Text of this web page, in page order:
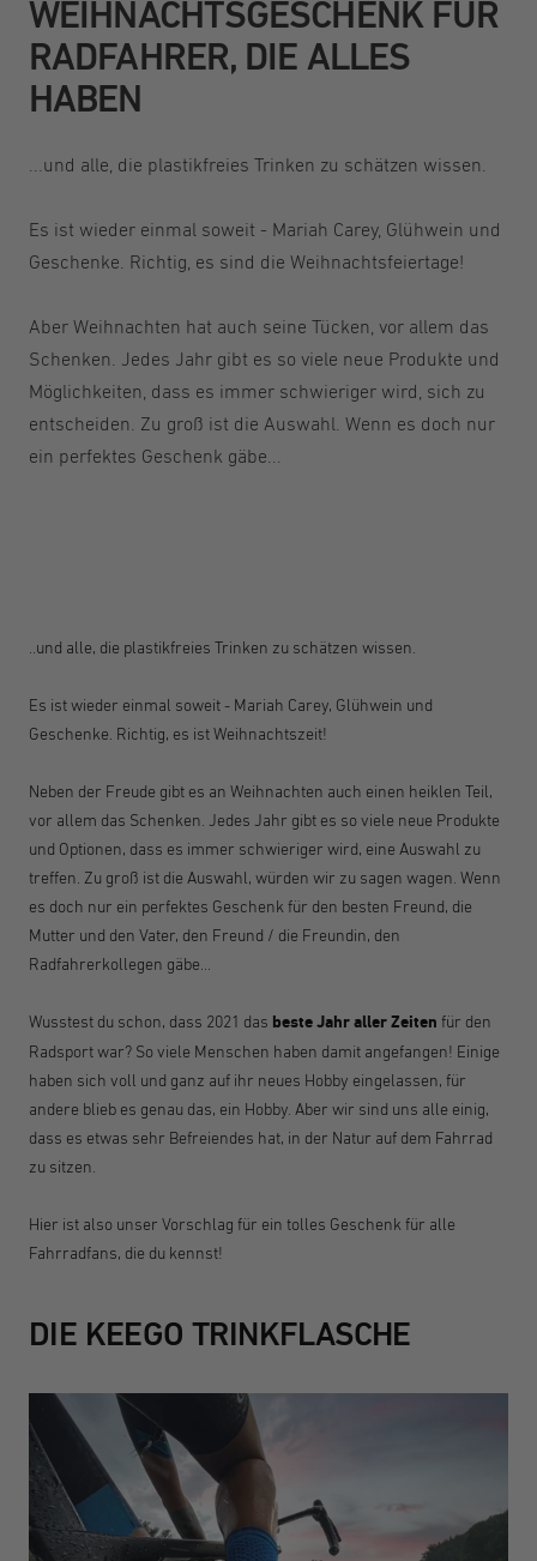
WEIHNACHTSGESCHENK FÜR
RADFAHRER, DIE ALLES
HABEN
...und alle, die plastikfreies Trinken zu schätzen wissen.
Es ist wieder einmal soweit - Mariah Carey, Glühwein und
Geschenke. Richtig, es sind die Weihnachtsfeiertage!
Aber Weihnachten hat auch seine Tücken, vor allem das
Schenken. Jedes Jahr gibt es so viele neue Produkte und
Möglichkeiten, dass es immer schwieriger wird, sich zu
entscheiden. Zu groß ist die Auswahl. Wenn es doch nur
ein perfektes Geschenk gäbe...
..und alle, die plastikfreies Trinken zu schätzen wissen.
Es ist wieder einmal soweit - Mariah Carey, Glühwein und
Geschenke. Richtig, es ist Weihnachtszeit!
Neben der Freude gibt es an Weihnachten auch einen heiklen Teil,
vor allem das Schenken. Jedes Jahr gibt es so viele neue Produkte
und Optionen, dass es immer schwieriger wird, eine Auswahl zu
treffen. Zu groß ist die Auswahl, würden wir zu sagen wagen. Wenn
es doch nur ein perfektes Geschenk für den besten Freund, die
Mutter und den Vater, den Freund / die Freundin, den
Radfahrerkollegen gäbe...
Wusstest du schon, dass 2021 das beste Jahr aller Zeiten für den
Radsport war? So viele Menschen haben damit angefangen! Einige
haben sich voll und ganz auf ihr neues Hobby eingelassen, für
andere blieb es genau das, ein Hobby. Aber wir sind uns alle einig,
dass es etwas sehr Befreiendes hat, in der Natur auf dem Fahrrad
zu sitzen.
Hier ist also unser Vorschlag für ein tolles Geschenk für alle
Fahrradfans, die du kennst!
DIE KEEGO TRINKFLASCHE